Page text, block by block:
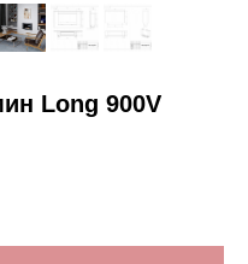
Long 900V